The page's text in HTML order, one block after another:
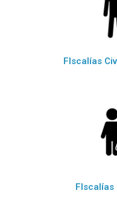
FIscalías
FIscalías